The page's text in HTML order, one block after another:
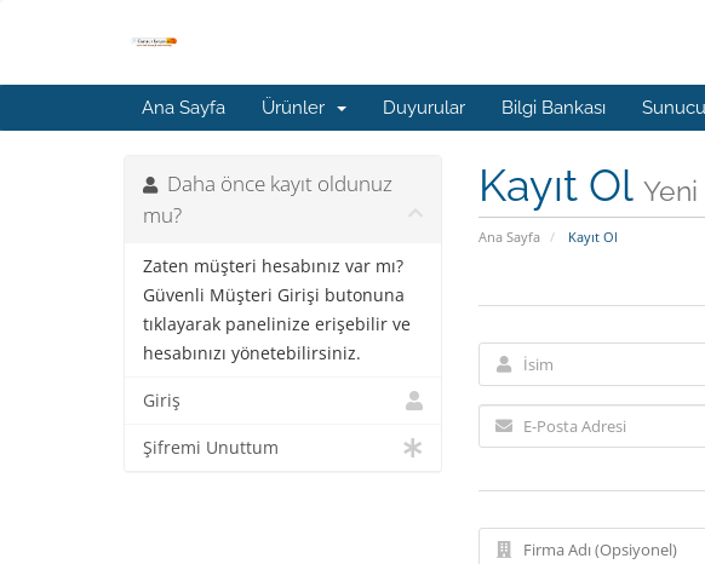
Ana Sayfa Ürünler Duyurular Bilgi Bankası
Kayıt Ol Yeni
Ana Sayfa Kayıt Ol
Daha önce kayıt oldunuz
mu?
Zaten müşteri hesabınız var mı?
Güvenli Müşteri Girişi butonuna
tıklayarak panelinize erişebilir ve
hesabınızı yönetebilirsiniz.
Giriş
Şifremi Unuttum